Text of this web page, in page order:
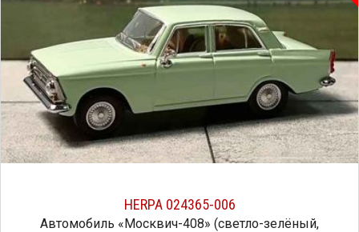
HERPA 024365-006
Автомобиль «Москвич-408» (светло-зелёный,